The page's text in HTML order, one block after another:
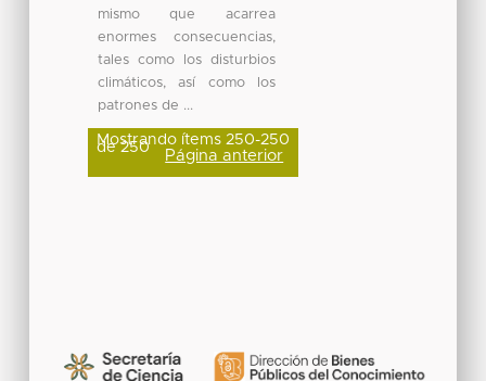
mismo que acarrea
enormes consecuencias,
tales como los disturbios
climáticos, así como los
patrones de ...
Mostrando ítems 250-250
de 250 Página anterior